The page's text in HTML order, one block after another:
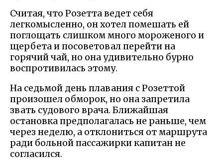
Считая, что Розетта ведет себя
легкомысленно, он хотел помешать ей
поглощать слишком много мороженого и
щербета и посоветовал перейти на
горячий чай, но она удивительно бурно
воспротивилась этому.
На седьмой день плавания с Розеттой
произошел обморок, но она запретила
звать судового врача. Ближайшая
остановка предполагалась не раньше, чем
через неделю, а отклониться от маршрута
ради больной пассажирки капитан не
согласился.